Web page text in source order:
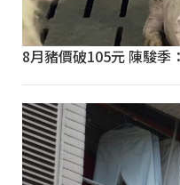
8月豬價破105元 陳駿季